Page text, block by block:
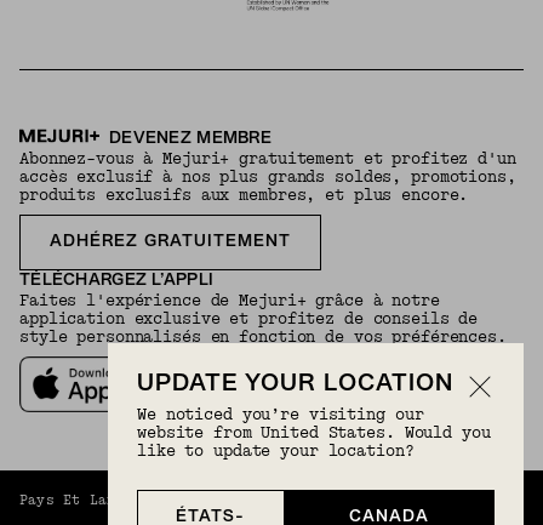
DEVENEZ MEMBRE
Abonnez-vous à Mejuri+ gratuitement et profitez d'un
accès exclusif à nos plus grands soldes, promotions,
produits exclusifs aux membres, et plus encore.
ADHÉREZ GRATUITEMENT
TÉLÉCHARGEZ L’APPLI
Faites l'expérience de Mejuri+ grâce à notre
application exclusive et profitez de conseils de
style personnalisés en fonction de vos préférences.
Pays Et Langue :
UPDATE YOUR LOCATION
We noticed you’re visiting our
website from United States. Would you
like to update your location?
ÉTATS- CANADA